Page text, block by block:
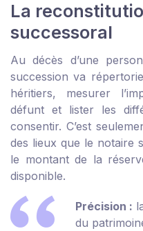
La
successoral
Au décès d’une
succession va
héritiers, mesurer
défunt et lister les
consentir. C’est
des lieux que le notaire
le montant de la
disponible.
Précision :
du